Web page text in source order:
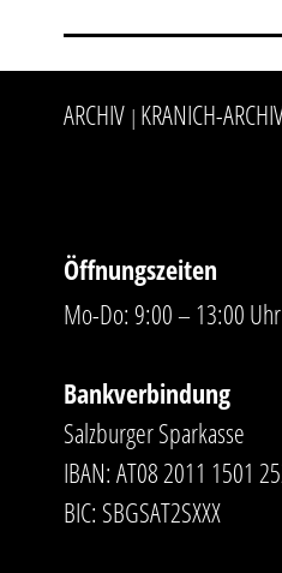
ARCHIV | KRANICH-
Öffnungszeiten
Mo-Do: 9:00 – 13:00 Uhr
Bankverbindung
Salzburger Sparkasse
IBAN: AT08 2011 1501
BIC: SBGSAT2SXXX